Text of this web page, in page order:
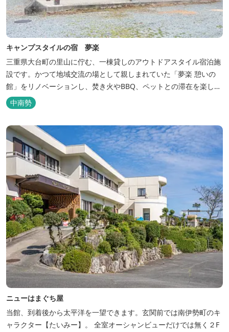
キャンプスタイルの宿 夢楽
三重県大台町の里山に佇む、一棟貸しのアウトドアスタイル宿泊施
設です。かつて地域交流の場として親しまれていた「夢楽 憩いの
館」をリノベーションし、焚き火やBBQ、ペットとの滞在を楽しめ
る“キャンプ気分”の宿として生まれ変わりました。 【営業時間】 チ
ェックイン 15：00（早めのチェックインご希望は予約時に要相
談） チェックアウト 9：00 【定休日】 不定休 【料金...
中南勢
ニューはまぐち屋
当館、到着後から太平洋を一望できます。玄関前では南伊勢町のキ
ャラクター【たいみー】。 全室オーシャンビューだけでは無く２F